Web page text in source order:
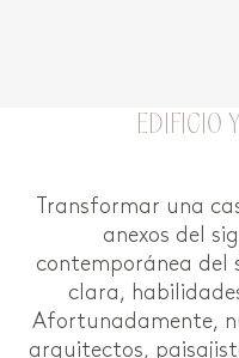
EDIFICIO
Transformar una
anexos del
contemporánea del
clara,
Afortunadamente,
arquitectos,